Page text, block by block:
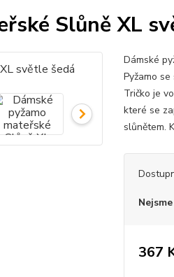
Slůně XL
Dámské
Pyžamo
Tričko je
které se
slůnětem.
367